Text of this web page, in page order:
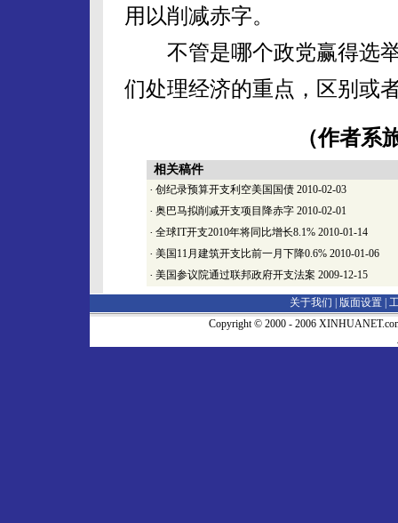
用以削减赤字。
不管是哪个政党赢得选举
们处理经济的重点，区别或
（作者系
相关稿件
· 创纪录预算开支利空美国国债 2010-02-03
· 奥巴马拟削减开支项目降赤字 2010-02-01
· 全球IT开支2010年将同比增长8.1% 2010-01-14
· 美国11月建筑开支比前一月下降0.6% 2010-01-06
· 美国参议院通过联邦政府开支法案 2009-12-15
关于我们 | 版面设置
Copyright © 2000 - 2006